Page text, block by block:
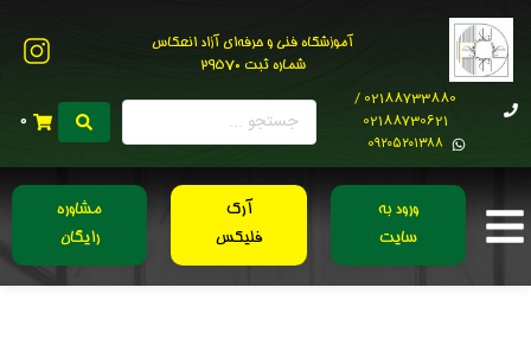
آموزشگاه فنی و حرفه‌ای آزاد انعکاس
شماره ثبت 29570
02188733880 /
02188730621
0۹۲۰۵۲۰۱۳۸۸
0
ورود به
سایت
آرک
فلیکس
مشاوره
رایگان